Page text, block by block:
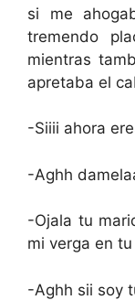
si me
tremendo
mientras
apretaba el
-Siiii ahora
-Aghh
-Ojala tu
mi verga en
-Aghh sii soy